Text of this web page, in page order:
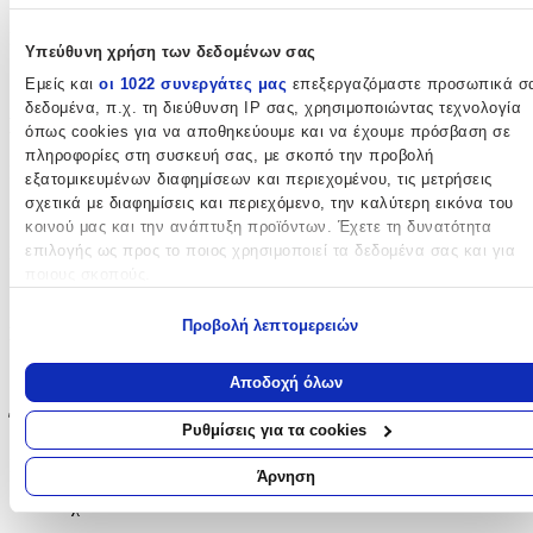
Υπεύθυνη χρήση των δεδομένων σας
Εμείς και οι 1022 συνεργάτες μας επεξεργαζόμαστε προσωπικά
δεδομένα, π.χ. τη διεύθυνση IP σας, χρησιμοποιώντας τεχνολογία
όπως cookies για να αποθηκεύουμε και να έχουμε πρόσβαση σε
πληροφορίες στη συσκευή σας, με σκοπό την προβολή
εξατομικευμένων διαφημίσεων και περιεχομένου, τις μετρήσεις
σχετικά με διαφημίσεις και περιεχόμενο, την καλύτερη εικόνα του
κοινού μας και την ανάπτυξη προϊόντων. Έχετε τη δυνατότητα
επιλογής ως προς το ποιος χρησιμοποιεί τα δεδομένα σας και για
Εάν μας επιτρέπετε, θα θέλαμε επίσης:
τοποθεσία, οι οποίες μπορεί να είναι ακριβείς σε απόσταση
Να αναγνωρίσουμε τη συσκευή σας σαρώνοντας ενεργά για
συγκεκριμένα χαρακτηριστικά (δακτυλικό αποτύπωμα)
Μάθετε περισσότερα σχετικά με τον τρόπο επεξεργασίας των
προσωπικών σας δεδομένων και καθορίστε τις προτιμήσεις σας
ενότητα “Λεπτομέρειες”
Προβολή λεπτομερειών
Αποδοχή όλων
Ρυθμίσεις για τα cookies
Άρνηση
Κατασκευαστής :
W'el Woman's Elegance
Βασικά Χαρακτηριστικά
Επιχρυσωμένα:
Ναι
Περιοχή:
Αυτιά
Έξτρα Χαρακτηριστικά
Piercing